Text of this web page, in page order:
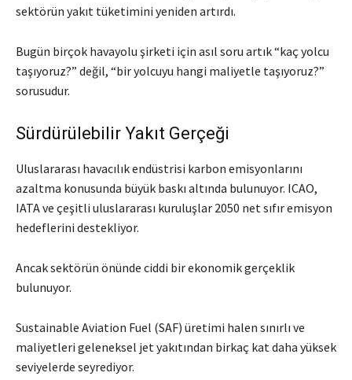
sektörün yakıt tüketimini yeniden artırdı.
Bugün birçok havayolu şirketi için asıl soru artık “kaç yolcu
taşıyoruz?” değil, “bir yolcuyu hangi maliyetle taşıyoruz?”
sorusudur.
Sürdürülebilir Yakıt Gerçeği
Uluslararası havacılık endüstrisi karbon emisyonlarını
azaltma konusunda büyük baskı altında bulunuyor. ICAO,
IATA ve çeşitli uluslararası kuruluşlar 2050 net sıfır emisyon
hedeflerini destekliyor.
Ancak sektörün önünde ciddi bir ekonomik gerçeklik
bulunuyor.
Sustainable Aviation Fuel (SAF) üretimi halen sınırlı ve
maliyetleri geleneksel jet yakıtından birkaç kat daha yüksek
seviyelerde seyrediyor.